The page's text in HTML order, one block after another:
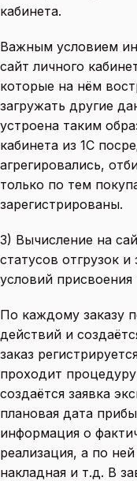
кабинета.
Важным условием
сайт личного
которые на нём
загружать другие
устроена таким
кабинета из 1С
агрегировались,
только по тем
зарегистрированы.
3) Вычисление на
статусов отгрузок
условий
По каждому заказу
действий и
заказ
проходит
создаётся заявка
плановая дата
информация о
реализация, а по
накладная и т.д. В